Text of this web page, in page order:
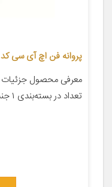
پروانه فن اچ آی سی کد 8127 مناسب برای پژو 405
تعداد در بسته‌بندی ۱ جنس کالا پلیمری حداکثر دور ۳۰۰۰